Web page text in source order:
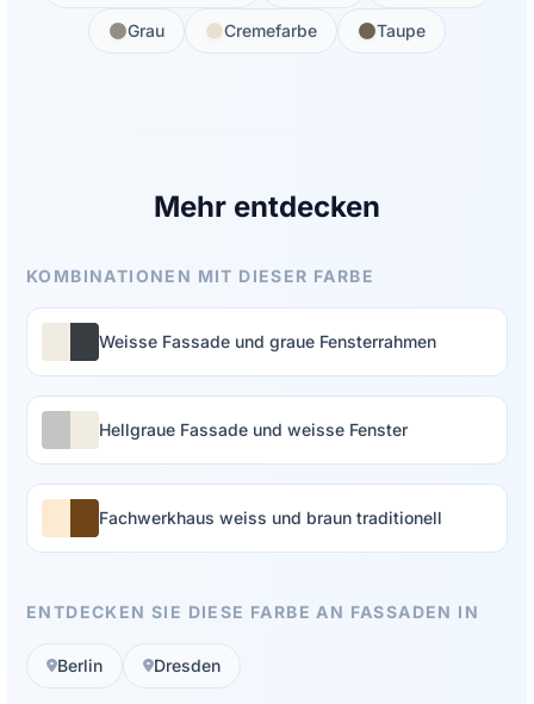
Grau Cremefarbe Taupe
Mehr entdecken
KOMBINATIONEN MIT DIESER FARBE
Weisse Fassade und graue Fensterrahmen
Hellgraue Fassade und weisse Fenster
Fachwerkhaus weiss und braun traditionell
ENTDECKEN SIE DIESE FARBE AN FASSADEN IN
Berlin Dresden